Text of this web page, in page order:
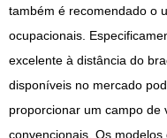
também é recomendado o
ocupacionais.
excelente à distância do
disponíveis no mercado
proporcionar um campo de
convencionais. Os